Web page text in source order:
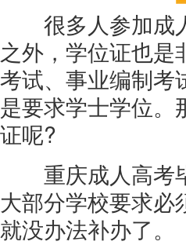
很多人参加成人
之外，学位证也
考试、事业编制考
是要求学士学位。
证呢?
重庆成人高考毕
大部分学校要求
就没办法补办了。